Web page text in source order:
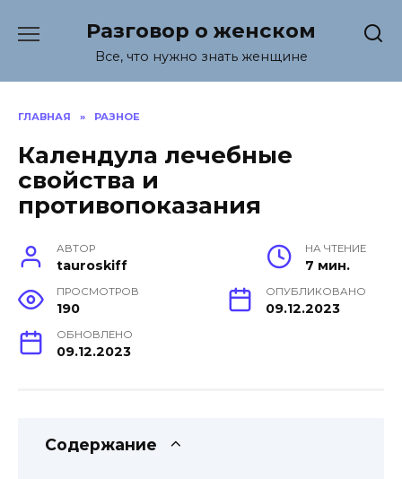
содержанию
Разговор о женском
Все, что нужно знать женщине
ГЛАВНАЯ » РАЗНОЕ
Календула лечебные
свойства и
противопоказания
АВТОР
tauroskiff
НА ЧТЕНИЕ
7 мин.
ПРОСМОТРОВ
190
ОПУБЛИКОВАНО
09.12.2023
ОБНОВЛЕНО
09.12.2023
Содержание